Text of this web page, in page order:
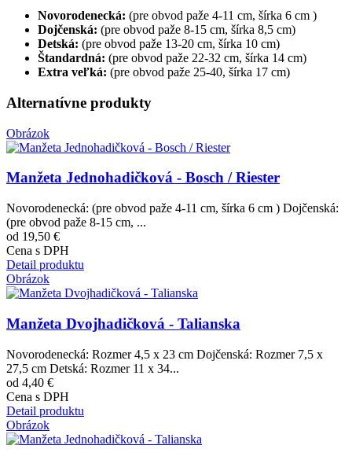
Novorodenecká: (pre obvod paže 4-11 cm, šírka 6 cm )
Dojčenská: (pre obvod paže 8-15 cm, šírka 8,5 cm)
Detská: (pre obvod paže 13-20 cm, šírka 10 cm)
Štandardná: (pre obvod paže 22-32 cm, šírka 14 cm)
Extra veľká: (pre obvod paže 25-40, šírka 17 cm)
Alternatívne produkty
Obrázok
Manžeta Jednohadičková - Bosch / Riester
Novorodenecká: (pre obvod paže 4-11 cm, šírka 6 cm ) Dojčenská:
(pre obvod paže 8-15 cm, ...
od 19,50 €
Cena s DPH
Detail produktu
Obrázok
Manžeta Dvojhadičková - Talianska
Novorodenecká: Rozmer 4,5 x 23 cm Dojčenská: Rozmer 7,5 x
27,5 cm Detská: Rozmer 11 x 34...
od 4,40 €
Cena s DPH
Detail produktu
Obrázok